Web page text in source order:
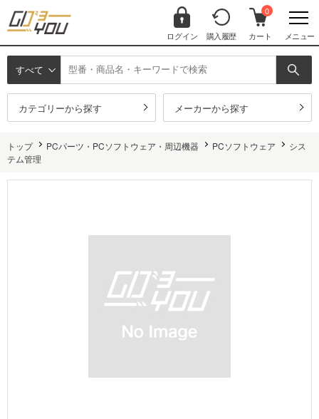
ログイン 購入履歴
0
カート メニュー
すべて
カテゴリーから探す メーカーから探す
トップ PCパーツ・PCソフトウェア・周辺機器 PCソフトウェア
シス
テム管理